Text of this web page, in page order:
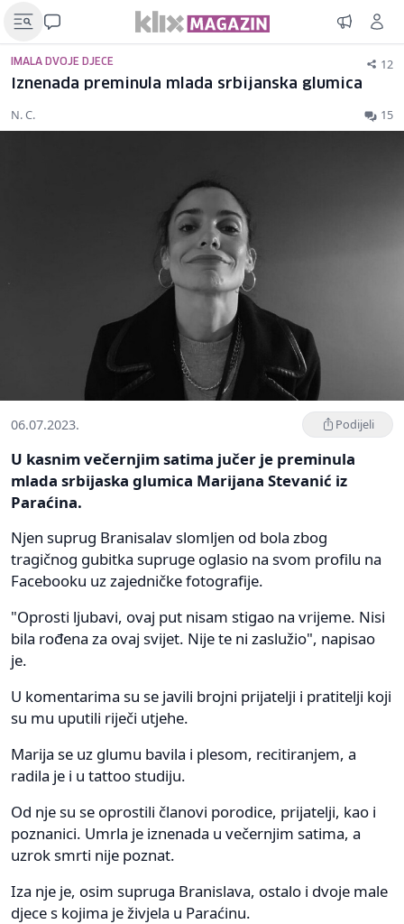
IMALA DVOJE DJECE 12
Iznenada preminula mlada srbijanska glumica
N. C. 15
06.07.2023. Podijeli
U kasnim večernjim satima jučer je preminula
mlada srbijaska glumica Marijana Stevanić iz
Paraćina.
Njen suprug Branisalav slomljen od bola zbog
tragičnog gubitka supruge oglasio na svom profilu na
Facebooku uz zajedničke fotografije.
"Oprosti ljubavi, ovaj put nisam stigao na vrijeme. Nisi
bila rođena za ovaj svijet. Nije te ni zaslužio", napisao
je.
U komentarima su se javili brojni prijatelji i pratitelji koji
su mu uputili riječi utjehe.
Marija se uz glumu bavila i plesom, recitiranjem, a
radila je i u tattoo studiju.
Od nje su se oprostili članovi porodice, prijatelji, kao i
poznanici. Umrla je iznenada u večernjim satima, a
uzrok smrti nije poznat.
Iza nje je, osim supruga Branislava, ostalo i dvoje male
djece s kojima je živjela u Paraćinu.